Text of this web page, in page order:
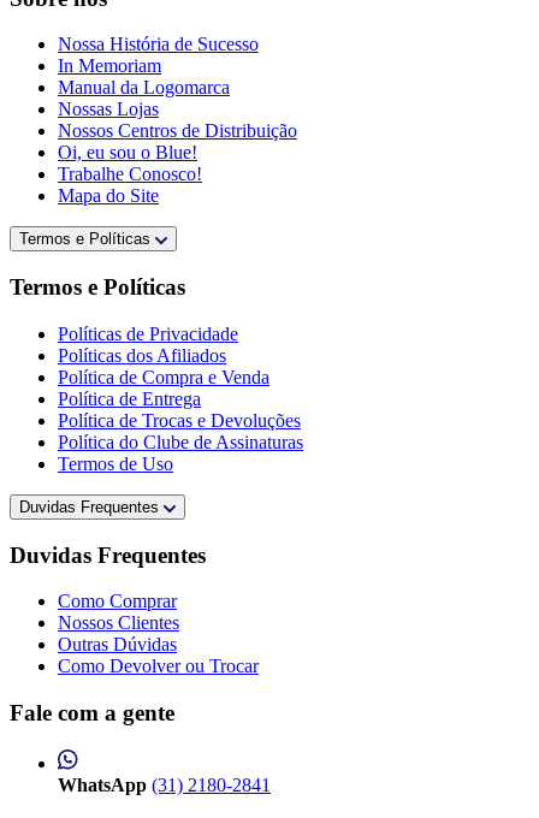
Nossa História de Sucesso
In Memoriam
Manual da Logomarca
Nossas Lojas
Nossos Centros de Distribuição
Oi, eu sou o Blue!
Trabalhe Conosco!
Mapa do Site
Termos e Políticas
Termos e Políticas
Políticas de Privacidade
Políticas dos Afiliados
Política de Compra e Venda
Política de Entrega
Política de Trocas e Devoluções
Política do Clube de Assinaturas
Termos de Uso
Duvidas Frequentes
Duvidas Frequentes
Como Comprar
Nossos Clientes
Outras Dúvidas
Como Devolver ou Trocar
Fale com a gente
WhatsApp (31) 2180-2841